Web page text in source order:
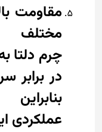
مقاومت
مختلف
چرم دلتا
در برابر
عملکردی